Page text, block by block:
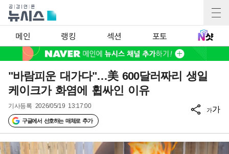
메인 랭킹 섹션 포토
"바람피운 대가다"…美 600달러짜리 생일
케이크가 화염에 휩싸인 이유
기사등록 2026/05/19 13:17:00
구글에서 선호하는 매체로 추가
가가